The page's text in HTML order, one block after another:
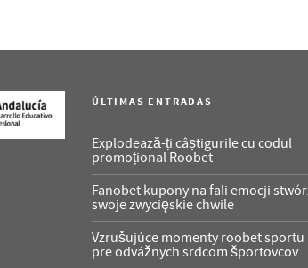
ÚLTIMAS ENTRADAS
Explodează-ți câștigurile cu codul
promoțional Roobet
Fanobet kupony na fali emocji
swoje zwycięskie chwile
Vzrušujúce momenty roobet sportu
pre odvážnych srdcom športovcov